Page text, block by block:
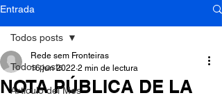
Entrada
Todos posts
Artículo del Mes
Todos posts
NOTA PÚBLICA DE LA
Rede sem Fronteiras
16 jun 2022 2 min de lectura